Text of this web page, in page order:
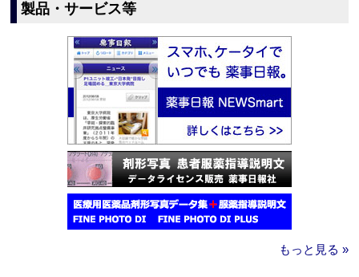
製品・サービス等
もっと見る »